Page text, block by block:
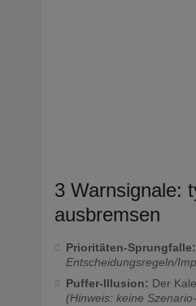
3 Warnsignale:
ausbremsen
Prioritäten-Sprungfalle:
Entscheidungsregeln/
Puffer-Illusion: Der
(Hinweis: keine